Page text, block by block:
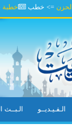
خطبة - دقة خطب
الـفـيـديــو الـبــث